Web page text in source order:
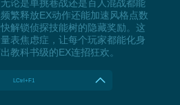
论是单挑巷战还是百人混战都能
繁释放EX动作还能加速风格点数
解锁侦探技能树的隐藏奖励。这
表焦虑症，让每个玩家都能化身
教科书级的EX连招狂欢。
LCtrl+F1